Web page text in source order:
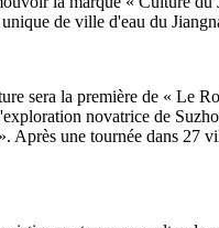
de ville d'eau du
sera la première de « Le
novatrice de
une tournée dans 27